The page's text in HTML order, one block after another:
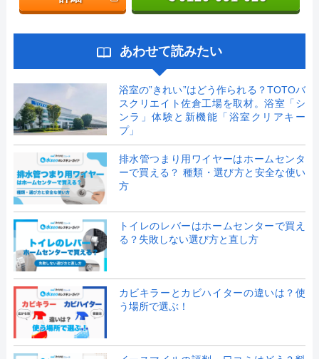
あわせて読みたい
浴室の”きれい”はどう作られる？TOTOバ
スクリエイト佐倉工場を取材。浴室「シ
ンラ」体験と新機能「浴室クリアキー
プ」
排水管つまり用ワイヤーはホームセンタ
ーで買える？ 種類・選び方と安全な使い
方
トイレのレバーはホームセンターで買え
る？失敗しない選び方と直し方
カビキラーとカビハイターの違いは？使
う場所で選ぶ！